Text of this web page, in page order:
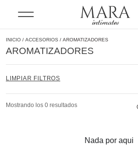
INICIO / ACCESORIOS / AROMATIZADORES
AROMATIZADORES
LIMPIAR FILTROS
Nada por aqui
Mostrando los 0 resultados